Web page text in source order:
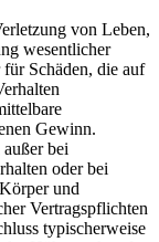
von Leben,
wesentlicher
Schäden, die auf
Gewinn.
bei
oder bei
und
Vertragspflichten
typischerweise